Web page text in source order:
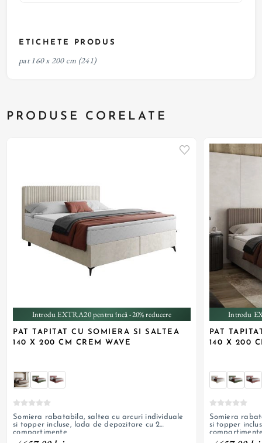
ETICHETE PRODUS
pat 160 x 200 cm (241)
PRODUSE CORELATE
Introdu EXTRA20 pentru încă -20% reducere
PAT TAPITAT CU SOMIERA SI SALTEA
140 X 200 CM CREM WAVE
Somiera rabatabila, saltea cu arcuri individuale
si topper incluse, lada de depozitare cu 2
compartimente
Introdu
PAT
140 X 200
Somiera
si topper